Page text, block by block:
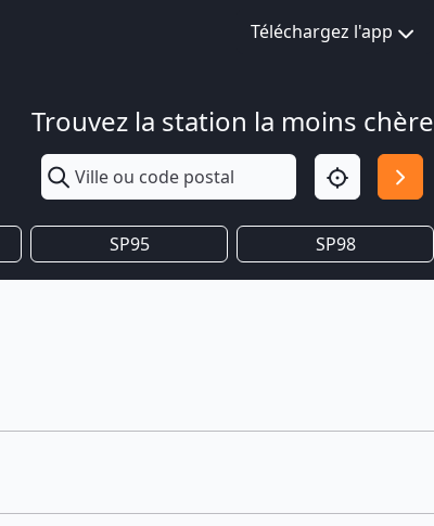
Téléchargez l'app
Trouvez la station la moins chère
SP95 SP98